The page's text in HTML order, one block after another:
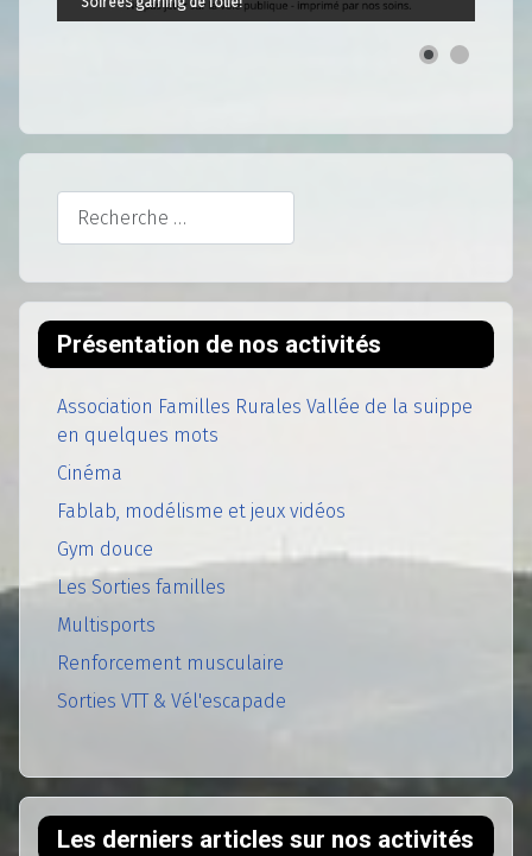
Rechercher
Présentation de nos activités
Association Familles Rurales Vallée de la suippe
en quelques mots
Cinéma
Fablab, modélisme et jeux vidéos
Gym douce
Les Sorties familles
Multisports
Renforcement musculaire
Sorties VTT & Vél'escapade
Les derniers articles sur nos activités